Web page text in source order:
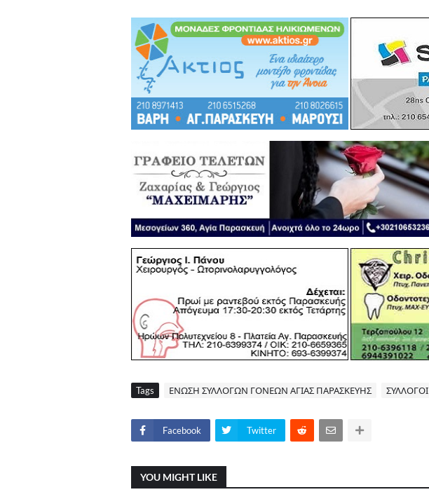
Tags ΕΝΩΣΗ ΣΥΛΛΟΓΩΝ ΓΟΝΕΩΝ ΑΓΙΑΣ ΠΑΡΑΣΚΕΥΗΣ ΣΥΛΛΟΓΟΙ
Facebook Twitter
YOU MIGHT LIKE